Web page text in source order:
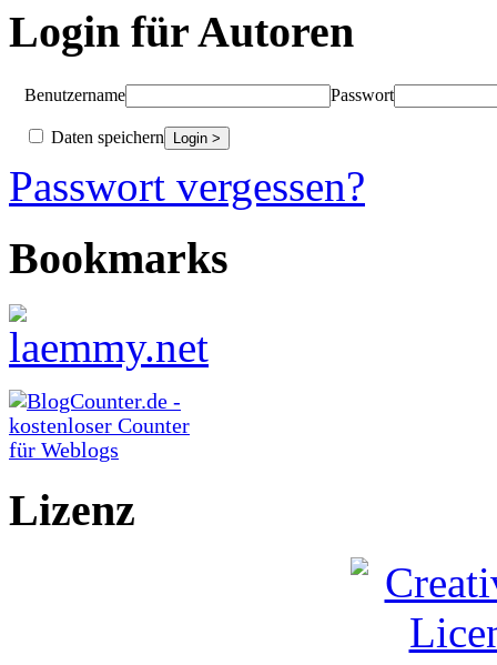
Login für Autoren
Benutzername Passwort
Daten speichern
Passwort vergessen?
Bookmarks
Lizenz